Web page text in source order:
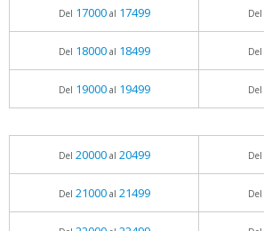
Del 17000al 17499 Del
Del 18000al 18499 Del
Del 19000al 19499 Del
Del 20000al 20499 Del
Del 21000al 21499 Del